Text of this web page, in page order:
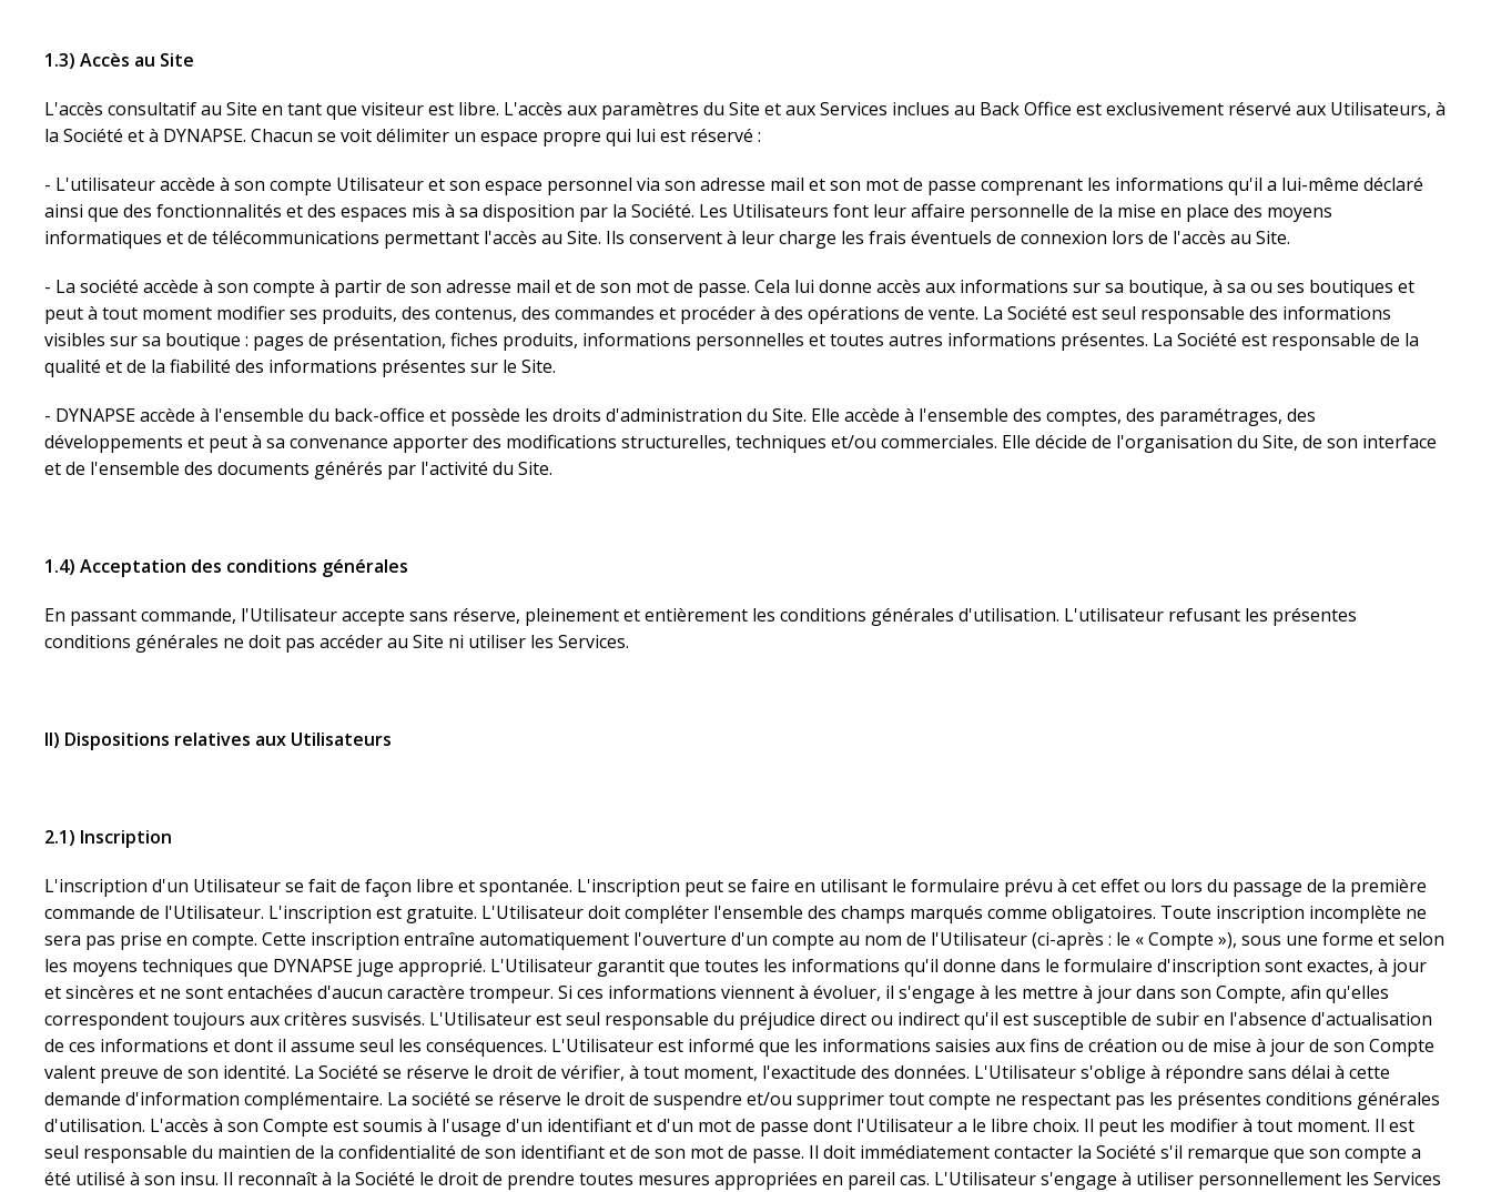
1.3) Accès au Site
L'accès consultatif au Site en tant que visiteur est libre. L'accès aux paramètres du Site et aux Services inclues au Back Office est exclusivement réservé aux Utilisateurs, à
la Société et à DYNAPSE. Chacun se voit délimiter un espace propre qui lui est réservé :
- L'utilisateur accède à son compte Utilisateur et son espace personnel via son adresse mail et son mot de passe comprenant les informations qu'il a lui-même déclaré
ainsi que des fonctionnalités et des espaces mis à sa disposition par la Société. Les Utilisateurs font leur affaire personnelle de la mise en place des moyens
informatiques et de télécommunications permettant l'accès au Site. Ils conservent à leur charge les frais éventuels de connexion lors de l'accès au Site.
- La société accède à son compte à partir de son adresse mail et de son mot de passe. Cela lui donne accès aux informations sur sa boutique, à sa ou ses boutiques et
peut à tout moment modifier ses produits, des contenus, des commandes et procéder à des opérations de vente. La Société est seul responsable des informations
visibles sur sa boutique : pages de présentation, fiches produits, informations personnelles et toutes autres informations présentes. La Société est responsable de la
qualité et de la fiabilité des informations présentes sur le Site.
- DYNAPSE accède à l'ensemble du back-office et possède les droits d'administration du Site. Elle accède à l'ensemble des comptes, des paramétrages, des
développements et peut à sa convenance apporter des modifications structurelles, techniques et/ou commerciales. Elle décide de l'organisation du Site, de son interface
et de l'ensemble des documents générés par l'activité du Site.
1.4) Acceptation des conditions générales
En passant commande, l'Utilisateur accepte sans réserve, pleinement et entièrement les conditions générales d'utilisation. L'utilisateur refusant les présentes
conditions générales ne doit pas accéder au Site ni utiliser les Services.
II) Dispositions relatives aux Utilisateurs
2.1) Inscription
L'inscription d'un Utilisateur se fait de façon libre et spontanée. L'inscription peut se faire en utilisant le formulaire prévu à cet effet ou lors du passage de la première
commande de l'Utilisateur. L'inscription est gratuite. L'Utilisateur doit compléter l'ensemble des champs marqués comme obligatoires. Toute inscription incomplète ne
sera pas prise en compte. Cette inscription entraîne automatiquement l'ouverture d'un compte au nom de l'Utilisateur (ci-après : le « Compte »), sous une forme et selon
les moyens techniques que DYNAPSE juge approprié. L'Utilisateur garantit que toutes les informations qu'il donne dans le formulaire d'inscription sont exactes, à jour
et sincères et ne sont entachées d'aucun caractère trompeur. Si ces informations viennent à évoluer, il s'engage à les mettre à jour dans son Compte, afin qu'elles
correspondent toujours aux critères susvisés. L'Utilisateur est seul responsable du préjudice direct ou indirect qu'il est susceptible de subir en l'absence d'actualisation
de ces informations et dont il assume seul les conséquences. L'Utilisateur est informé que les informations saisies aux fins de création ou de mise à jour de son Compte
valent preuve de son identité. La Société se réserve le droit de vérifier, à tout moment, l'exactitude des données. L'Utilisateur s'oblige à répondre sans délai à cette
demande d'information complémentaire. La société se réserve le droit de suspendre et/ou supprimer tout compte ne respectant pas les présentes conditions générales
d'utilisation. L'accès à son Compte est soumis à l'usage d'un identifiant et d'un mot de passe dont l'Utilisateur a le libre choix. Il peut les modifier à tout moment. Il est
seul responsable du maintien de la confidentialité de son identifiant et de son mot de passe. Il doit immédiatement contacter la Société s'il remarque que son compte a
été utilisé à son insu. Il reconnaît à la Société le droit de prendre toutes mesures appropriées en pareil cas. L'Utilisateur s'engage à utiliser personnellement les Services